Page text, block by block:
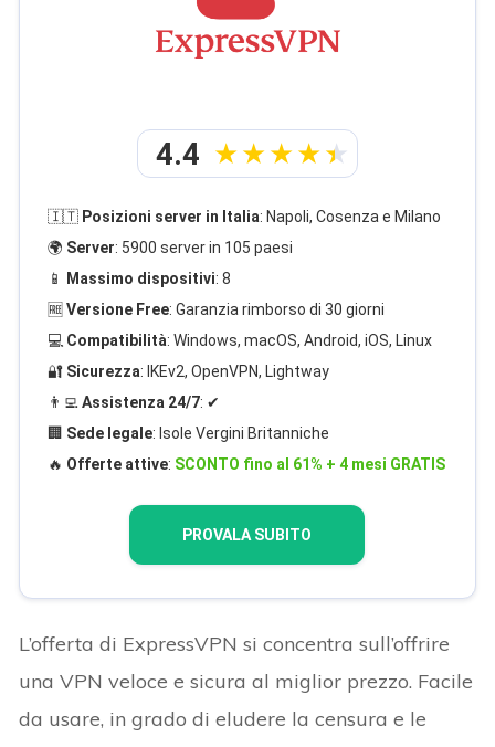
4.4
🇮🇹 Posizioni server in Italia: Napoli, Cosenza e Milano
🌍 Server: 5900 server in 105 paesi
📱
Massimo dispositivi: 8
🆓Versione Free: Garanzia rimborso di 30 giorni
💻 Compatibilità: Windows, macOS, Android, iOS, Linux
🔐 Sicurezza: IKEv2, OpenVPN, Lightway
👨‍💻Assistenza 24/7: ✔
🏢 Sede legale: Isole Vergini Britanniche
🔥 Offerte attive: SCONTO fino al 61% + 4 mesi GRATIS
PROVALA SUBITO
L’offerta di ExpressVPN si concentra sull’offrire
una VPN veloce e sicura al miglior prezzo. Facile
da usare, in grado di eludere la censura e le